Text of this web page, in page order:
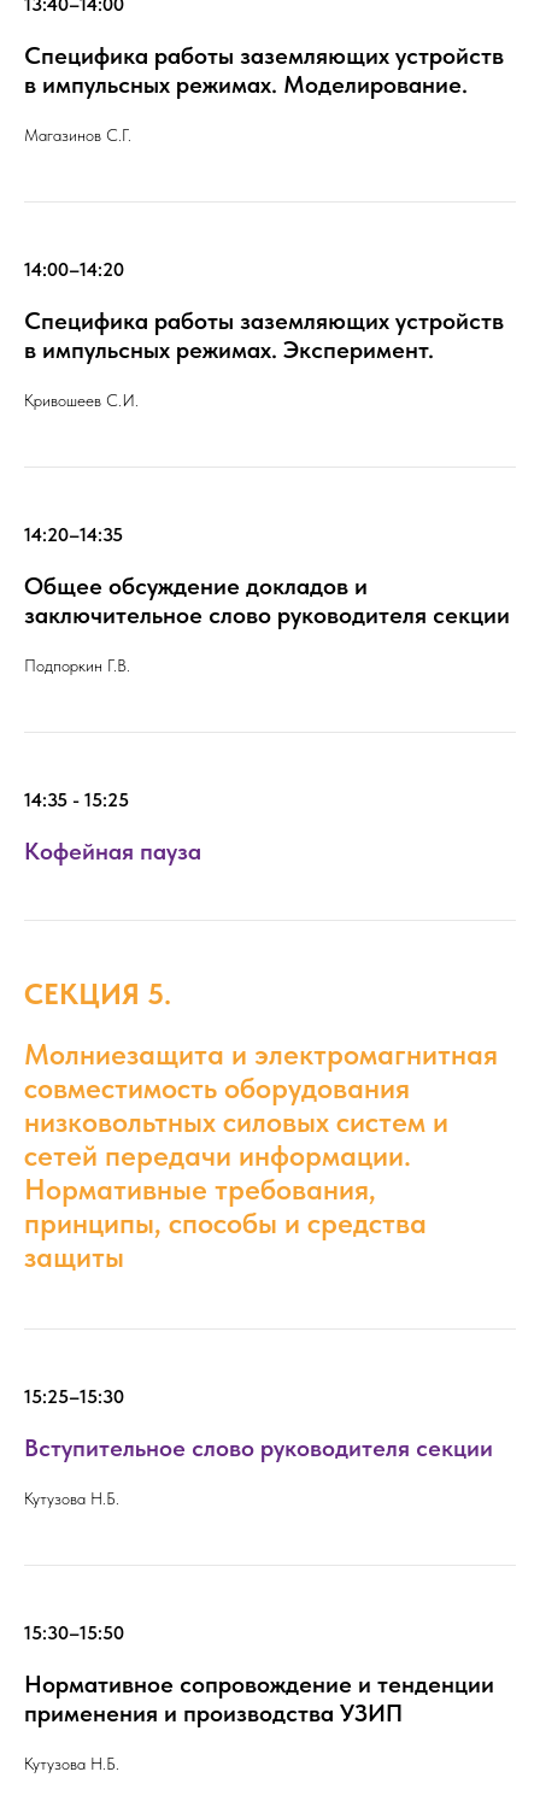
Специфика работы заземляющих устройств
в импульсных режимах. Моделирование.
Магазинов С.Г.
14:00–14:20
Специфика работы заземляющих устройств
в импульсных режимах. Эксперимент.
Кривошеев С.И.
14:20–14:35
Общее обсуждение докладов и
заключительное слово руководителя секции
Подпоркин Г.В.
14:35 - 15:25
Кофейная пауза
СЕКЦИЯ 5.
Молниезащита и электромагнитная
совместимость оборудования
низковольтных силовых систем и
сетей передачи информации.
Нормативные требования,
принципы, способы и средства
защиты
15:25–15:30
Вступительное слово руководителя секции
Кутузова Н.Б.
15:30–15:50
Нормативное сопровождение и тенденции
применения и производства УЗИП
Кутузова Н.Б.